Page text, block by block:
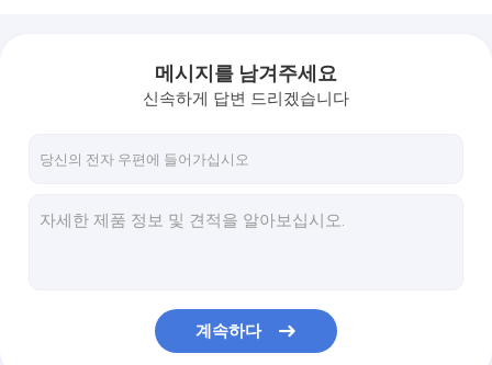
메시지를 남겨주세요
신속하게 답변 드리겠습니다
계속하다